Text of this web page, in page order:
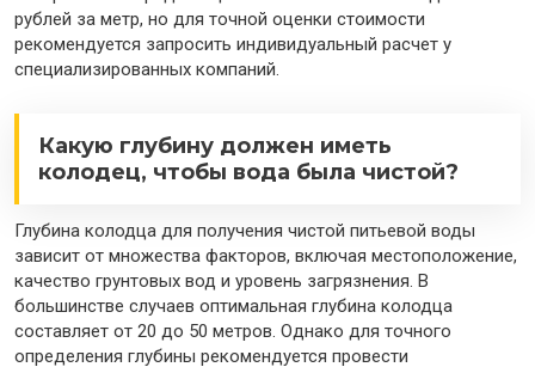
рублей за метр, но для точной оценки стоимости
рекомендуется запросить индивидуальный расчет у
специализированных компаний.
Какую глубину должен иметь
колодец, чтобы вода была чистой?
Глубина колодца для получения чистой питьевой воды
зависит от множества факторов, включая местоположение,
качество грунтовых вод и уровень загрязнения. В
большинстве случаев оптимальная глубина колодца
составляет от 20 до 50 метров. Однако для точного
определения глубины рекомендуется провести